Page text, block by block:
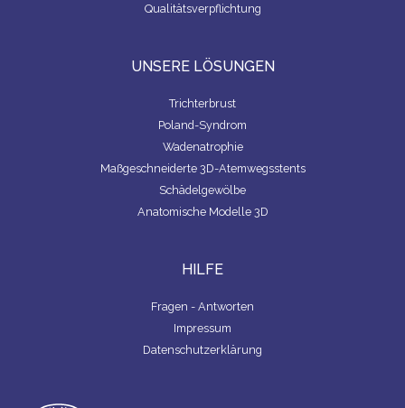
Qualitätsverpflichtung
UNSERE LÖSUNGEN
Trichterbrust
Poland-Syndrom
Wadenatrophie
Maßgeschneiderte 3D-Atemwegsstents
Schädelgewölbe
Anatomische Modelle 3D
HILFE
Fragen - Antworten
Impressum
Datenschutzerklärung